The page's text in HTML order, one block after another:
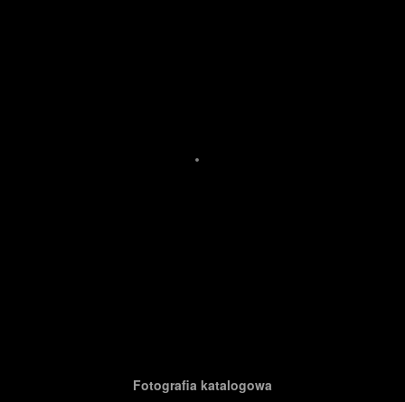
Fotografia katalogowa